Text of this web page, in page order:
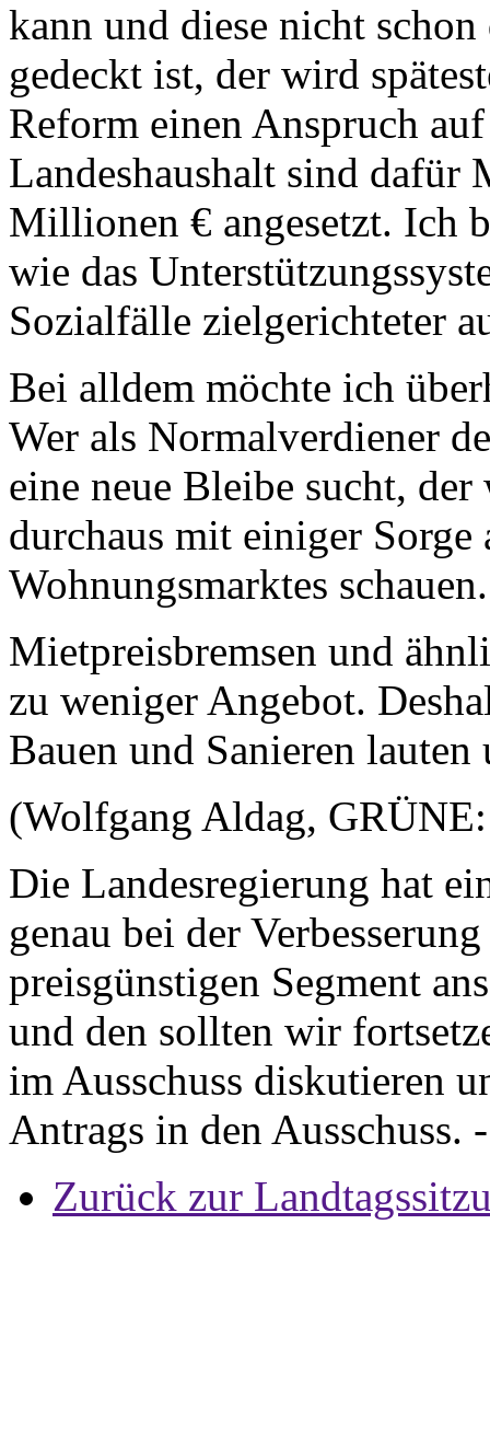
kann und diese nicht
gedeckt ist, der wird
Reform einen Anspruch
Landeshaushalt sind
Millionen € angesetzt. Ich
wie das
Sozialfälle zielgerichteter
Bei alldem möchte ich
Wer als Normalverdiener
eine neue Bleibe sucht,
durchaus mit einiger
Wohnungsmarktes
Mietpreisbremsen und
zu weniger Angebot.
Bauen und Sanieren
(Wolfgang Aldag,
Die Landesregierung hat
genau bei der
preisgünstigen Segment
und den sollten wir
im Ausschuss diskutieren
Antrags in den
Zurück zur